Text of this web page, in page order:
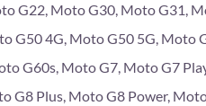
G22, Moto G30, Moto G31,
G50 4G, Moto G50 5G, Moto
G60s, Moto G7, Moto G7
G8 Plus, Moto G8 Power,